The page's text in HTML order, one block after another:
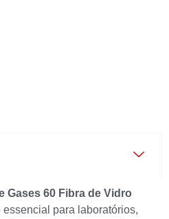
Gases 60 Fibra de Vidro
para laboratórios,